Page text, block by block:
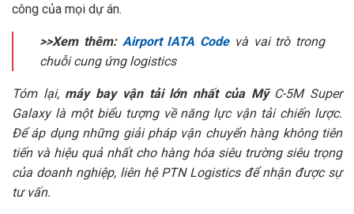
công của mọi dự án.
>>Xem thêm: Airport IATA Codevà vai trò trong
chuỗi cung ứng logistics
Tóm lại, máy bay vận tải lớn nhất của MỹC-5M Super
Galaxy là một biểu tượng về năng lực vận tải chiến lược.
Để áp dụng những giải pháp vận chuyển hàng không tiên
tiến và hiệu quả nhất cho hàng hóa siêu trường siêu trọng
của doanh nghiệp, liên hệ PTN Logistics để nhận được sự
tư vấn.